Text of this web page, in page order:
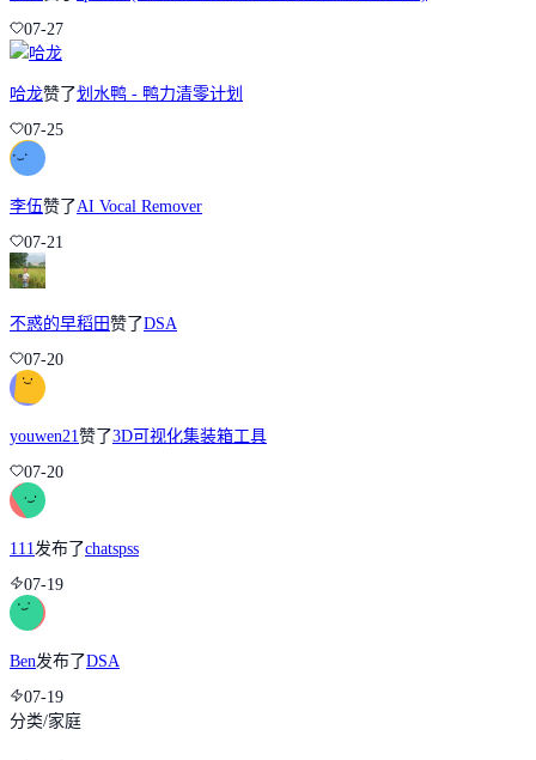
07-27
哈龙赞了划水鸭 - 鸭力清零计划
07-25
李伍赞了AI Vocal Remover
07-21
不惑的早稻田赞了DSA
07-20
youwen21赞了3D可视化集装箱工具
07-20
111 发布了chatspss
07-19
Ben发布了DSA
07-19
分类/家庭